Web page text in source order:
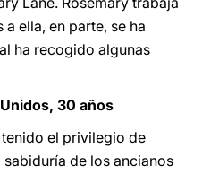
ella, en parte, se ha
ha recogido algunas
30 años
tenido el privilegio de
de los ancianos